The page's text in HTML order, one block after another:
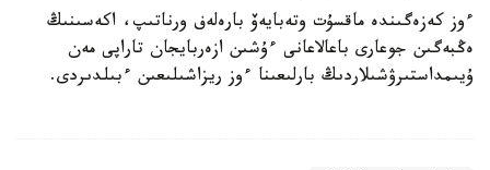
ءوز كەزەگىندە ماقسۇت وتەبايەۆ بارەلەف ورناتىپ، اكەسىنىڭ
ەڭبەگىن جوعارى باعالاعانى ءۇشىن ازەربايجان تاراپى مەن
ۇيىمداستىرۋشىلاردىڭ بارلىعىنا ءوز ريزاشىلىعىن ءبىلدىردى.